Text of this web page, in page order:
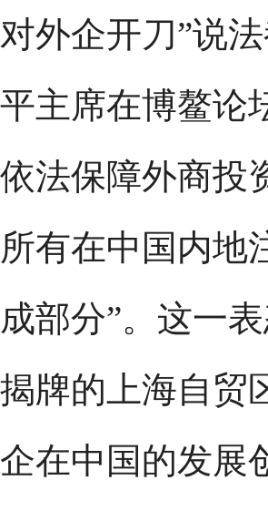
对外企开刀”说
平主席在博鳌论
依法保障外商投
所有在中国内地
成部分”。这一
揭牌的上海自贸
企在中国的发展